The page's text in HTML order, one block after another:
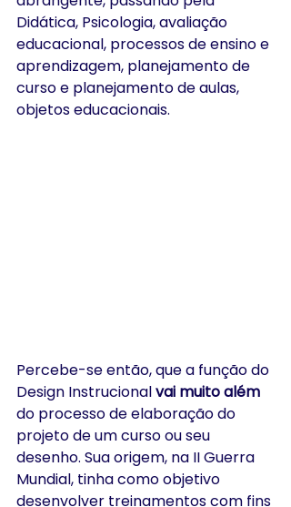
Didática, Psicologia, avaliação
educacional, processos de ensino e
aprendizagem, planejamento de
curso e planejamento de aulas,
objetos educacionais.
Percebe-se então, que a função do
Design Instrucional vai muito além
do processo de elaboração do
projeto de um curso ou seu
desenho. Sua origem, na II Guerra
Mundial, tinha como objetivo
desenvolver treinamentos com fins